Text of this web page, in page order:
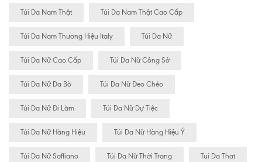
Túi Da Nam Thật Túi Da Nam Thật Cao Cấp
Túi Da Nam Thương Hiệu Italy Túi Da Nữ
Túi Da Nữ Cao Cấp Túi Da Nữ Công Sở
Túi Da Nữ Da Bò Túi Da Nữ Đeo Chéo
Túi Da Nữ Đi Làm Túi Da Nữ Dự Tiệc
Túi Da Nữ Hàng Hiệu Túi Da Nữ Hàng Hiệu Ý
Túi Da Nữ Saffiano Túi Da Nữ Thời Trang Tui Da That